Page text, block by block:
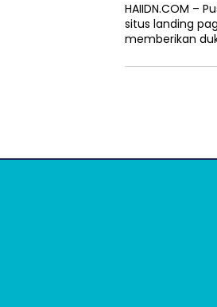
HAIIDN.COM –
situs landing
memberikan